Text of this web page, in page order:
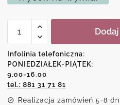
Plakat
malowany
-
piękna
flecistka
i
Infolinia telefoniczna:
PONIEDZIAŁEK-PIĄTEK:
9.00-16.00
tel.: 881 31 71 81
Realizacja zamówień 5-8